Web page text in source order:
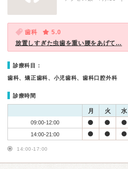
歯科
5.0
放置しすぎた虫歯を重い腰をあげて…
診療科目：
歯科、矯正歯科、小児歯科、歯科口腔外科
診療時間
月 火 水
09:00-12:00
14:00-21:00
14:00-17:00